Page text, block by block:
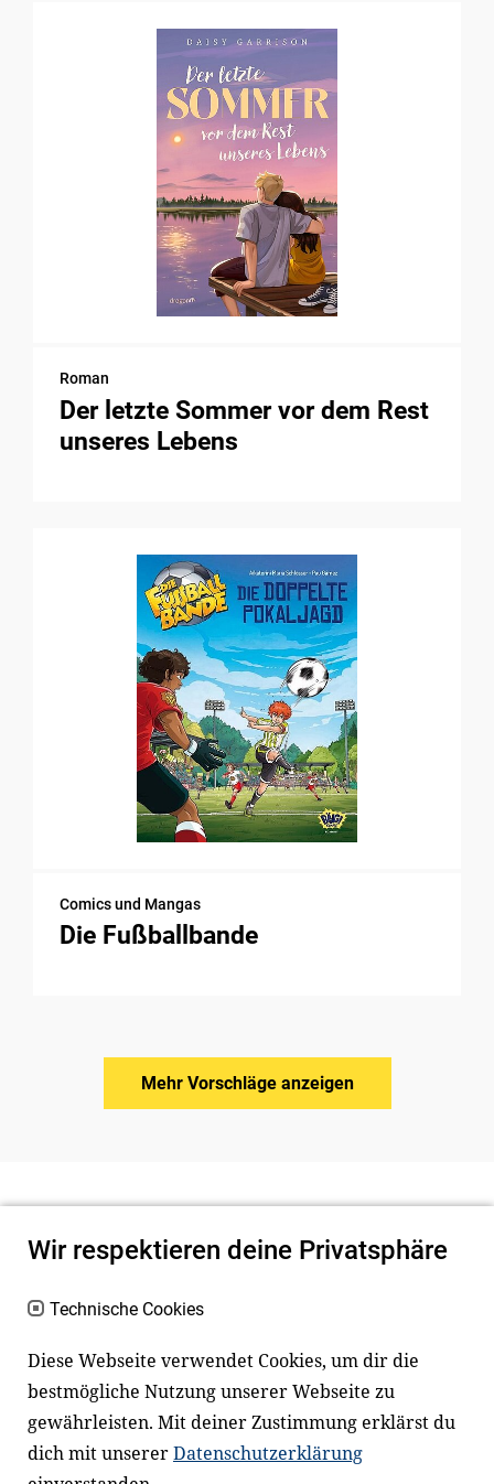
Roman
Der letzte Sommer vor dem Rest
unseres Lebens
Comics und Mangas
Die Fußballbande
Mehr Vorschläge anzeigen
Newsletter
Facebook LinkedIn
Wir respektieren deine Privatsphäre
Technische Cookies
Diese Webseite verwendet Cookies, um dir die
bestmögliche Nutzung unserer Webseite zu
gewährleisten. Mit deiner Zustimmung erklärst du
dich mit unsererDatenschutzerklärung